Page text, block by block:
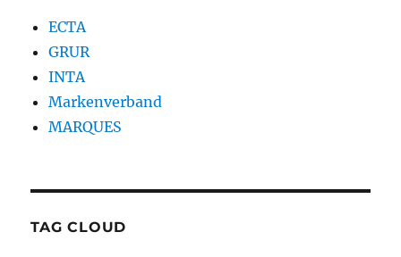
ECTA
GRUR
INTA
Markenverband
MARQUES
TAG CLOUD